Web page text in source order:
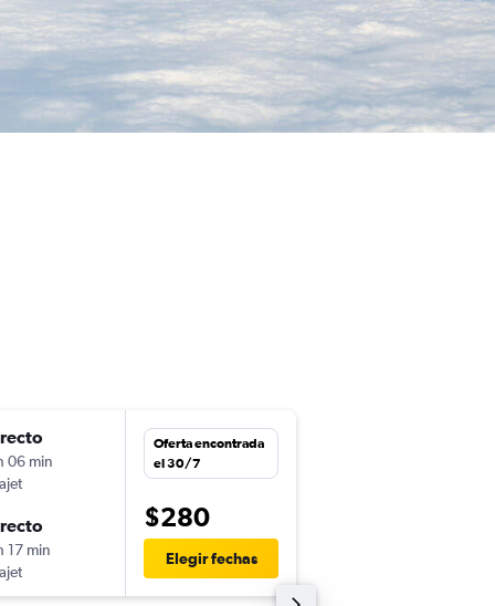
06 min
17 min
Oferta encontrada
el 30/7
$280
Elegir fechas